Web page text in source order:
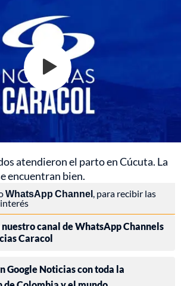
atendieron el parto en Cúcuta. La
encuentran bien.
WhatsApp Channel , para recibir las
nuestro canal de WhatsApp Channels
Caracol
Google Noticias con toda la